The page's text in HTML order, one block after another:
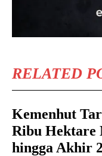
RELATED
Kemenhut
Ribu Hektare
hingga Akhir